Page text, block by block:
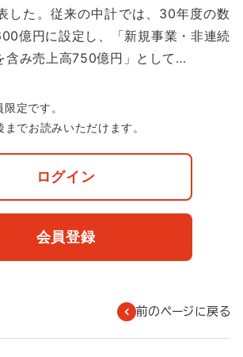
した。従来の中計では、30年度の数
億円に設定し、「新規事業・非連続
含み売上高750億円」として…
定です。
でお読みいただけます。
ログイン
会員登録
前のページに戻る